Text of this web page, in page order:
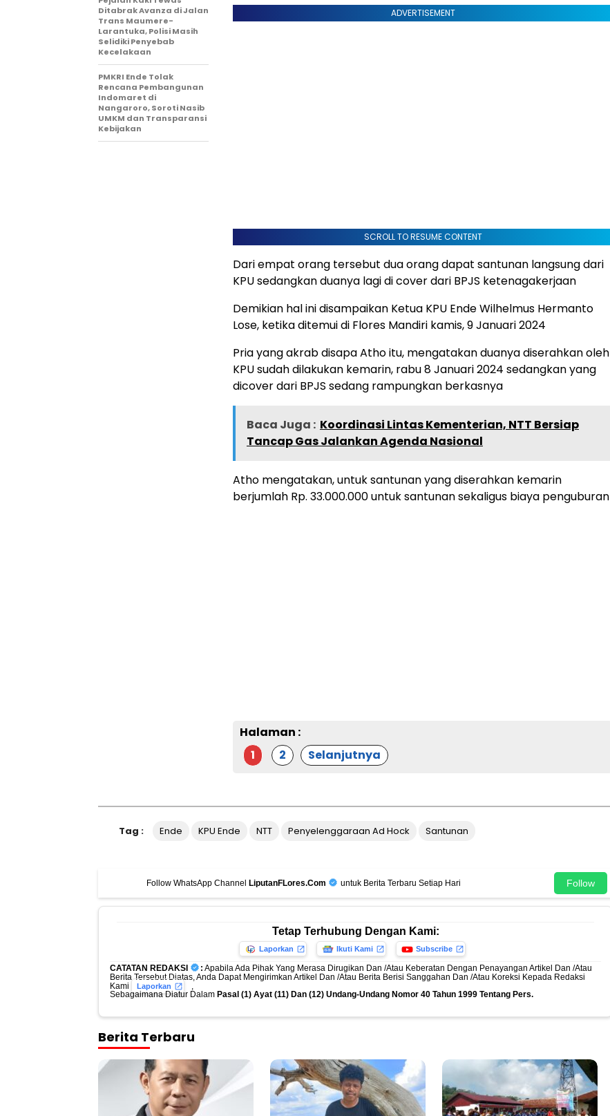
ADVERTISEMENT
SCROLL TO RESUME CONTENT
Dari empat orang tersebut dua orang dapat santunan langsung dari
KPU sedangkan duanya lagi di cover dari BPJS ketenagakerjaan
Demikian hal ini disampaikan Ketua KPU Ende Wilhelmus Hermanto
Lose, ketika ditemui di Flores Mandiri kamis, 9 Januari 2024
Pria yang akrab disapa Atho itu, mengatakan duanya diserahkan oleh
KPU sudah dilakukan kemarin, rabu 8 Januari 2024 sedangkan yang
dicover dari BPJS sedang rampungkan berkasnya
Baca Juga : Koordinasi Lintas Kementerian, NTT Bersiap
Tancap Gas Jalankan Agenda Nasional
Atho mengatakan, untuk santunan yang diserahkan kemarin
berjumlah Rp. 33.000.000 untuk santunan sekaligus biaya penguburan
Halaman :
1
2 Selanjutnya
Ditabrak Avanza di Jalan
Trans Maumere-
Larantuka, Polisi Masih
Selidiki Penyebab
Kecelakaan
PMKRI Ende Tolak
Rencana Pembangunan
Indomaret di
Nangaroro, Soroti Nasib
UMKM dan Transparansi
Kebijakan
Tag : Ende KPU Ende NTT Penyelenggaraan Ad Hock Santunan
Follow WhatsApp Channel LiputanFLores.Com untuk Berita Terbaru Setiap Hari Follow
Tetap Terhubung Dengan Kami:
Laporkan Ikuti Kami Subscribe
CATATAN REDAKSI : Apabila Ada Pihak Yang Merasa Dirugikan Dan /Atau Keberatan Dengan Penayangan Artikel Dan /Atau
Berita Tersebut Diatas, Anda Dapat Mengirimkan Artikel Dan /Atau Berita Berisi Sanggahan Dan /Atau Koreksi Kepada Redaksi
Kami
Laporkan
,
Sebagaimana Diatur Dalam Pasal (1) Ayat (11) Dan (12) Undang-Undang Nomor 40 Tahun 1999 Tentang Pers.
Berita Terbaru